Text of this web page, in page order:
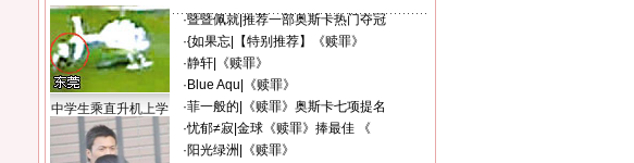
中学生乘直升机上学
·暨暨佩就| 推荐一部奥斯卡热门夺冠
·{如果忘|
【特别推荐】《赎罪》
·静轩|
《赎罪》
· Blue Aqu
《赎罪》
·菲一般的
《赎罪》奥斯卡七项提名
·忧郁≠寂 金球《赎罪》捧最佳 《
·阳光绿洲
《赎罪》